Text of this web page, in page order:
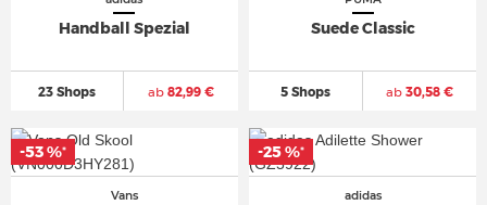
Handball Spezial
23 Shops ab82,99 €
Suede Classic
5 Shops ab30,58 €
Vans
-53 %*
adidas
-25 %*